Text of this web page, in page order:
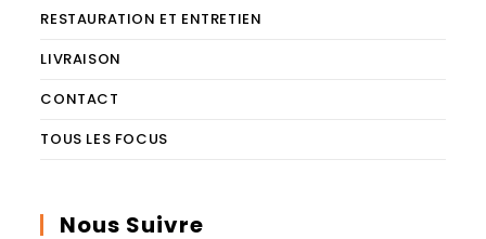
RESTAURATION ET ENTRETIEN
LIVRAISON
CONTACT
TOUS LES FOCUS
Nous Suivre